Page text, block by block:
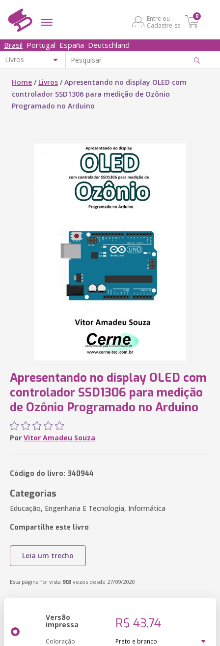
Entre ou
Cadastre-se
0
Brasil Portugal España Deutschland
Home / Livros /Apresentando no display OLED com
controlador SSD1306 para medição de Ozônio
Programado no Arduino
Apresentando no display OLED com
controlador SSD1306 para medição
de Ozônio Programado no Arduino
Por Vitor Amadeu Souza
Código do livro: 340944
Categorias
Educação, Engenharia E Tecnologia, Informática
Compartilhe este livro
Leia um trecho
Esta página foi vista 903 vezes desde 27/09/2020
Versão
impressa R$ 43,74
Coloração